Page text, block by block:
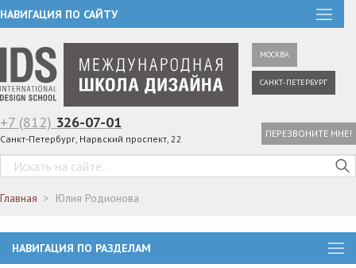
НАВИГАЦИЯ ПО САЙТУ
МОСКВА
САНКТ-ПЕТЕРБУРГ
+7 (812) 326-07-01
Санкт-Петербург, Нарвский проспект, 22 ПЕРЕЗВОНИТЕ МНЕ!
Главная Юлия Родионова
НАВИГАЦИЯ ПО РАЗДЕЛАМ